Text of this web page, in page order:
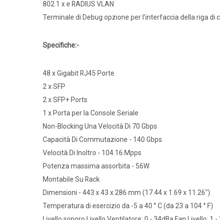
802.1 x e RADIUS VLAN
Terminale di Debug opzione per l'interfaccia della riga di
Specifiche:-
48 x Gigabit RJ45 Porte
2 x SFP
2 x SFP+ Ports
1 x Porta per la Console Seriale
Non-Blocking Una Velocità Di 70 Gbps
Capacità Di Commutazione - 140 Gbps
Velocità Di Inoltro - 104.16 Mpps
Potenza massima assorbita - 56W
Montabile Su Rack
Dimensioni - 443 x 43 x 286 mm (17.44 x 1.69 x 11.26")
Temperatura di esercizio da -5 a 40 ° C (da 23 a 104 ° F)